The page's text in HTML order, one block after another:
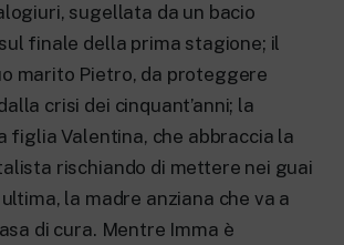
sugellata da un bacio
finale della prima stagione; il
marito Pietro, da proteggere
crisi dei cinquant’anni; la
figlia Valentina, che abbraccia la
rischiando di mettere nei guai
la madre anziana che va a
di cura. Mentre Imma è